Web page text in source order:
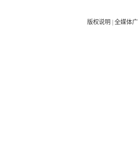
版权说明 |全媒体